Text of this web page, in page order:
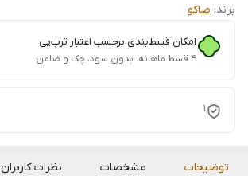
برند: صاکو
امکان قسط‌بندی برحسب اعتبار ترب‌پی
۴ قسط ماهانه. بدون سود، چک و ضامن.
1
توضیحات مشخصات نظرات کاربران